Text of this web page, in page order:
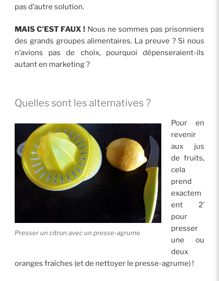
pas d’autre solution.
MAIS C’EST FAUX ! Nous ne sommes pas prisonniers
des grands groupes alimentaires. La preuve ? Si nous
n’avions pas de choix, pourquoi dépenseraient-ils
autant en marketing ?
Quelles sont les alternatives ?
Presser un citron avec un presse-agrume
Pour en
revenir
aux jus
de fruits,
cela
prend
exactem
ent 2’
pour
presser
une ou
deux
oranges fraîches (et de nettoyer le presse-agrume) !